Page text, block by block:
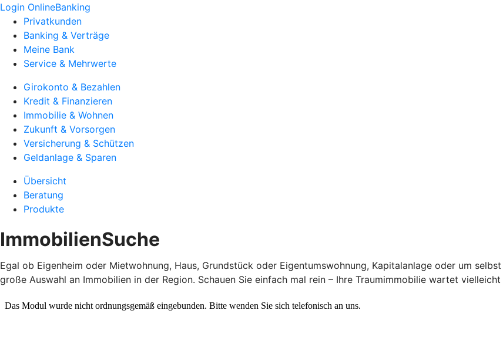
Login OnlineBanking
Privatkunden
Banking & Verträge
Meine Bank
Service & Mehrwerte
Girokonto & Bezahlen
Kredit & Finanzieren
Immobilie & Wohnen
Zukunft & Vorsorgen
Versicherung & Schützen
Geldanlage & Sparen
Übersicht
Beratung
Produkte
ImmobilienSuche
Egal ob Eigenheim oder Mietwohnung, Haus, Grundstück oder Eigentumswohnung, Kapitalanlage oder um
große Auswahl an Immobilien in der Region. Schauen Sie einfach mal rein – Ihre Traumimmobilie wartet